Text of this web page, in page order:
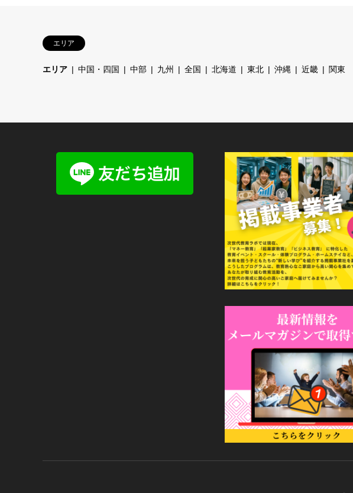
エリア
エリア 中国・四国 中部 九州 全国 北海道 東北 沖縄 近畿 関東